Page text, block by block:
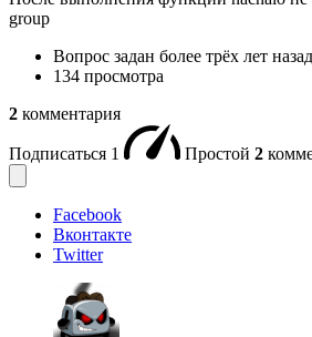
group
Вопрос задан более трёх лет назад
134 просмотра
2 комментария
Подписаться 1 Простой 2
Facebook
Вконтакте
Twitter